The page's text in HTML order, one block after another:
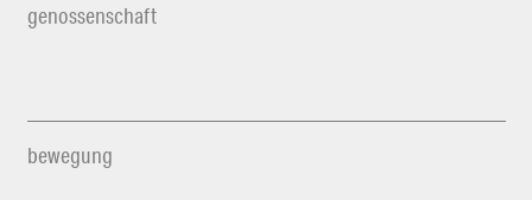
genossenschaft
bewegung